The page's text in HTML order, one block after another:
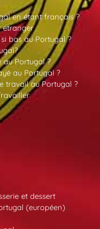
en étant français ?
etranger
bas au Portugal ?
au Portugal ?
au Portugal ?
travail au Portugal ?
et dessert
(européen)